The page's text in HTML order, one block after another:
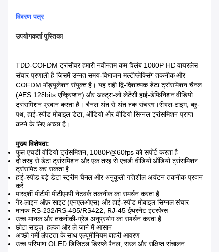
विवरण पत्र
उपयोगकर्ता पुस्तिका
TDD-COFDM ट्रांसीवर हमारी नवीनतम कम विलंब 1080P HD वायरलेस
संचार प्रणाली है जिसमें उन्नत समय-विभाजन मल्टीप्लेक्सिंग तकनीक और
COFDM मॉड्यूलेशन संयुक्त है। यह सही द्वि-दिशात्मक डेटा ट्रांसमिशन चैनल
(AES 128bits एन्क्रिप्शन) और अल्ट्रा-लो लेटेंसी हाई-डेफिनिशन वीडियो
ट्रांसमिशन प्रदान करता है। चैनल अंत से अंत तक संचरण।रीयल-टाइम, बहु-
पथ, हाई-स्पीड मोबाइल डेटा, ऑडियो और वीडियो सिग्नल ट्रांसमिशन प्राप्त
करने के लिए अच्छा है।
मुख्य विशेषता:
फुल एचडी वीडियो ट्रांसमिशन, 1080P@60fps को सपोर्ट करता है
दो तरह से डेटा ट्रांसमिशन और एक तरह से एचडी वीडियो ऑडियो ट्रांसमिशन
ट्रांसमिट कर सकता है
हाई-स्पीड बड़े डेटा स्ट्रीम चैनल और अनुकूली गतिशील आवंटन तकनीक प्रदान
करें
पारदर्शी पीटीपी पीटीएमपी नेटवर्क तकनीक का समर्थन करता है
गैर-लाइन ऑफ़ साइट (एनएलओएस) और हाई-स्पीड मोबाइल सिग्नल संचार
मानक RS-232/RS-485/RS422, RJ-45 ईथरनेट इंटरफेस
उच्च मानक और तकनीकी-ग्रेड अनुप्रयोग का समर्थन करता है
छोटा साइज़, हल्का और ले जाने में आसान
अच्छी गर्मी लंपटता के साथ एल्यूमीनियम बाहरी आवरण
उच्च परिभाषा OLED डिजिटल डिस्प्ले पैनल, सरल और संक्षिप्त संचालन